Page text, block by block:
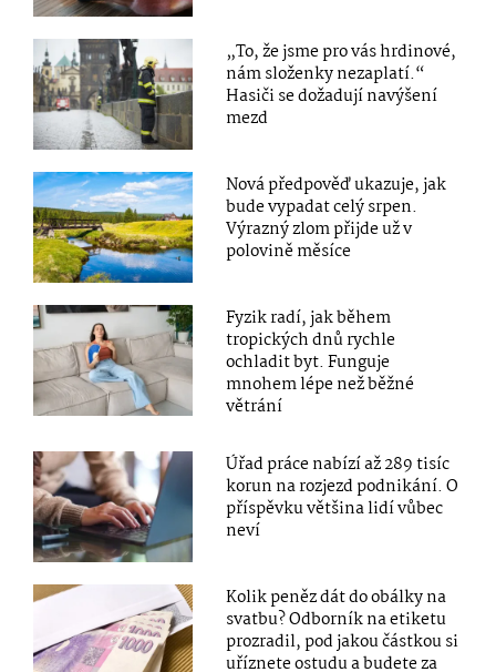
„To, že jsme pro vás hrdinové,
nám složenky nezaplatí.“
Hasiči se dožadují navýšení
mezd
Nová předpověď ukazuje, jak
bude vypadat celý srpen.
Výrazný zlom přijde už v
polovině měsíce
Fyzik radí, jak během
tropických dnů rychle
ochladit byt. Funguje
mnohem lépe než běžné
větrání
Úřad práce nabízí až 289 tisíc
korun na rozjezd podnikání. O
příspěvku většina lidí vůbec
neví
Kolik peněz dát do obálky na
svatbu? Odborník na etiketu
prozradil, pod jakou částkou si
uříznete ostudu a budete za